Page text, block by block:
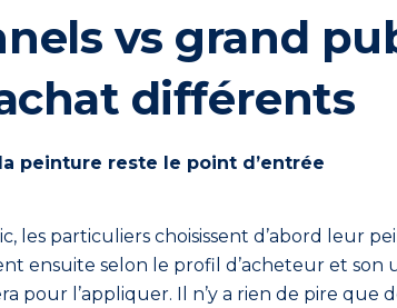
vs grand
différents
peinture reste le point d’entrée
les particuliers choisissent d’abord leur
ensuite selon le profil d’acheteur et son
pour l’appliquer. Il n’y a rien de pire